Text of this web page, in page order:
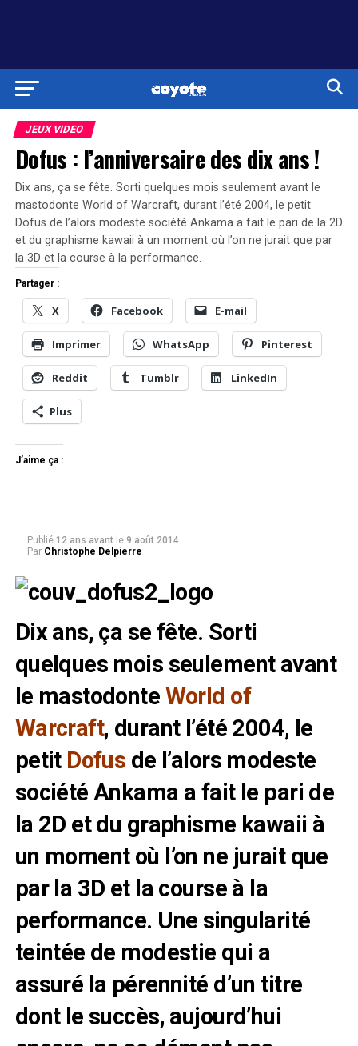
JEUX VIDEO
Dofus : l’anniversaire des dix ans !
Dix ans, ça se fête. Sorti quelques mois seulement avant le
mastodonte World of Warcraft, durant l’été 2004, le petit
Dofus de l’alors modeste société Ankama a fait le pari de la 2D
et du graphisme kawaii à un moment où l’on ne jurait que par
la 3D et la course à la performance.
Partager :
X Facebook E-mail
Imprimer WhatsApp Pinterest
Reddit Tumblr LinkedIn
Plus
J’aime ça :
Publié 12 ans avant le 9 août 2014
Par Christophe Delpierre
Dix ans, ça se fête. Sorti
quelques mois seulement avant
le mastodonte World of
Warcraft, durant l’été 2004, le
petit Dofus de l’alors modeste
société Ankama a fait le pari de
la 2D et du graphisme kawaii à
un moment où l’on ne jurait que
par la 3D et la course à la
performance. Une singularité
teintée de modestie qui a
assuré la pérennité d’un titre
dont le succès, aujourd’hui